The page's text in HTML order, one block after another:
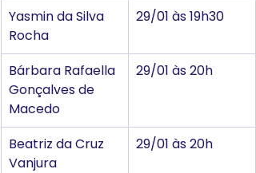
Yasmin da Silva
Rocha
29/01 às 19h30
Bárbara Rafaella
Gonçalves de
Macedo
29/01 às 20h
Beatriz da Cruz
Vanjura
29/01 às 20h